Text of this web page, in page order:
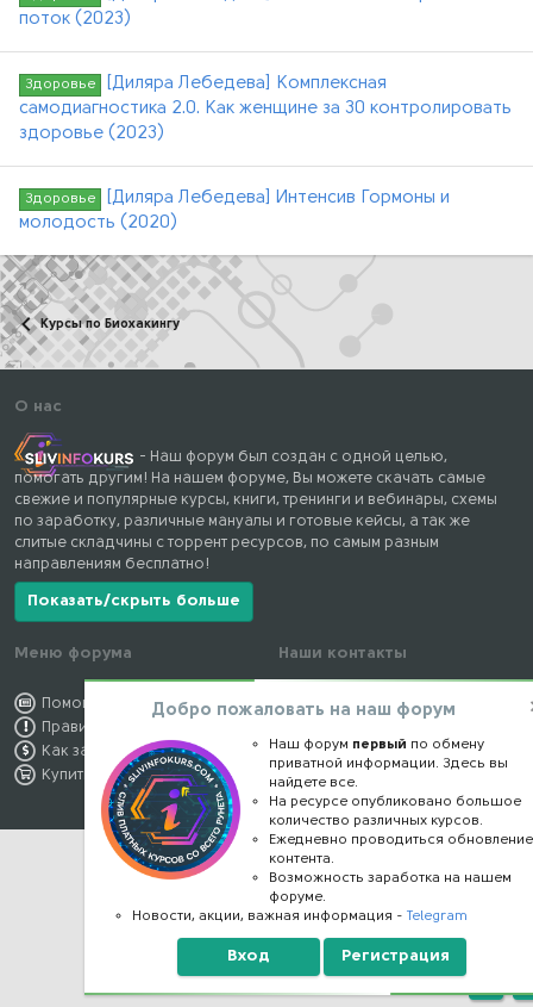
поток (2023)
Здоровье
[Диляра Лебедева] Комплексная
самодиагностика 2.0. Как женщине за 30 контролировать
здоровье (2023)
Здоровье
[Диляра Лебедева] Интенсив Гормоны и
молодость (2020)
Курсы по Биохакингу
О нас
- Наш форум был создан с одной целью,
помогать другим! На нашем форуме, Вы можете скачать самые
свежие и популярные курсы, книги, тренинги и вебинары, схемы
по заработку, различные мануалы и готовые кейсы, а так же
слитые складчины с торрент ресурсов, по самым разным
направлениям бесплатно!
Показать/скрыть больше
Меню форума
Помощь по форуму
Правила форума
Как заработать
Купить премиум
Наши контакты
kursstore@mail.ru
Конфиденциальность
Правообладателям
Верх
Добро пожаловать на наш форум
Наш форум первый по обмену
приватной информации. Здесь вы
найдете все.
На ресурсе опубликовано большое
количество различных курсов.
Ежедневно проводиться обновление
контента.
Возможность заработка на нашем
форуме.
Новости, акции, важная информация -Telegram
Вход Регистрация